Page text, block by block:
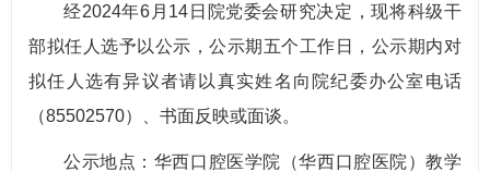
经2024年6月14日院党委会研究决定，现将科级干
部拟任人选予以公示，公示期五个工作日，公示期内对
拟任人选有异议者请以真实姓名向院纪委办公室电话
（85502570）、书面反映或面谈。
公示地点：华西口腔医学院（华西口腔医院）教学